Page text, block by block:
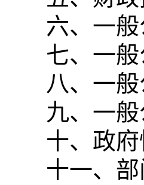
六、一
七、一
八、一
九、一
十、政
十一、